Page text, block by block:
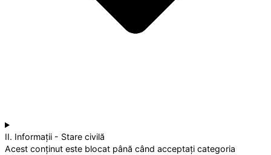
II. Informații - Stare civilă
Acest conținut este blocat până când acceptați categoria